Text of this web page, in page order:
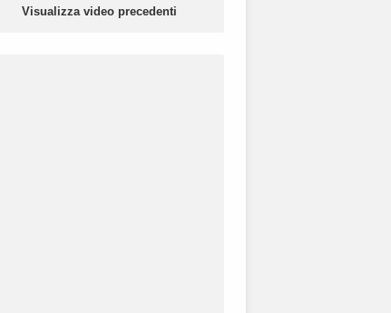
Visualizza video precedenti